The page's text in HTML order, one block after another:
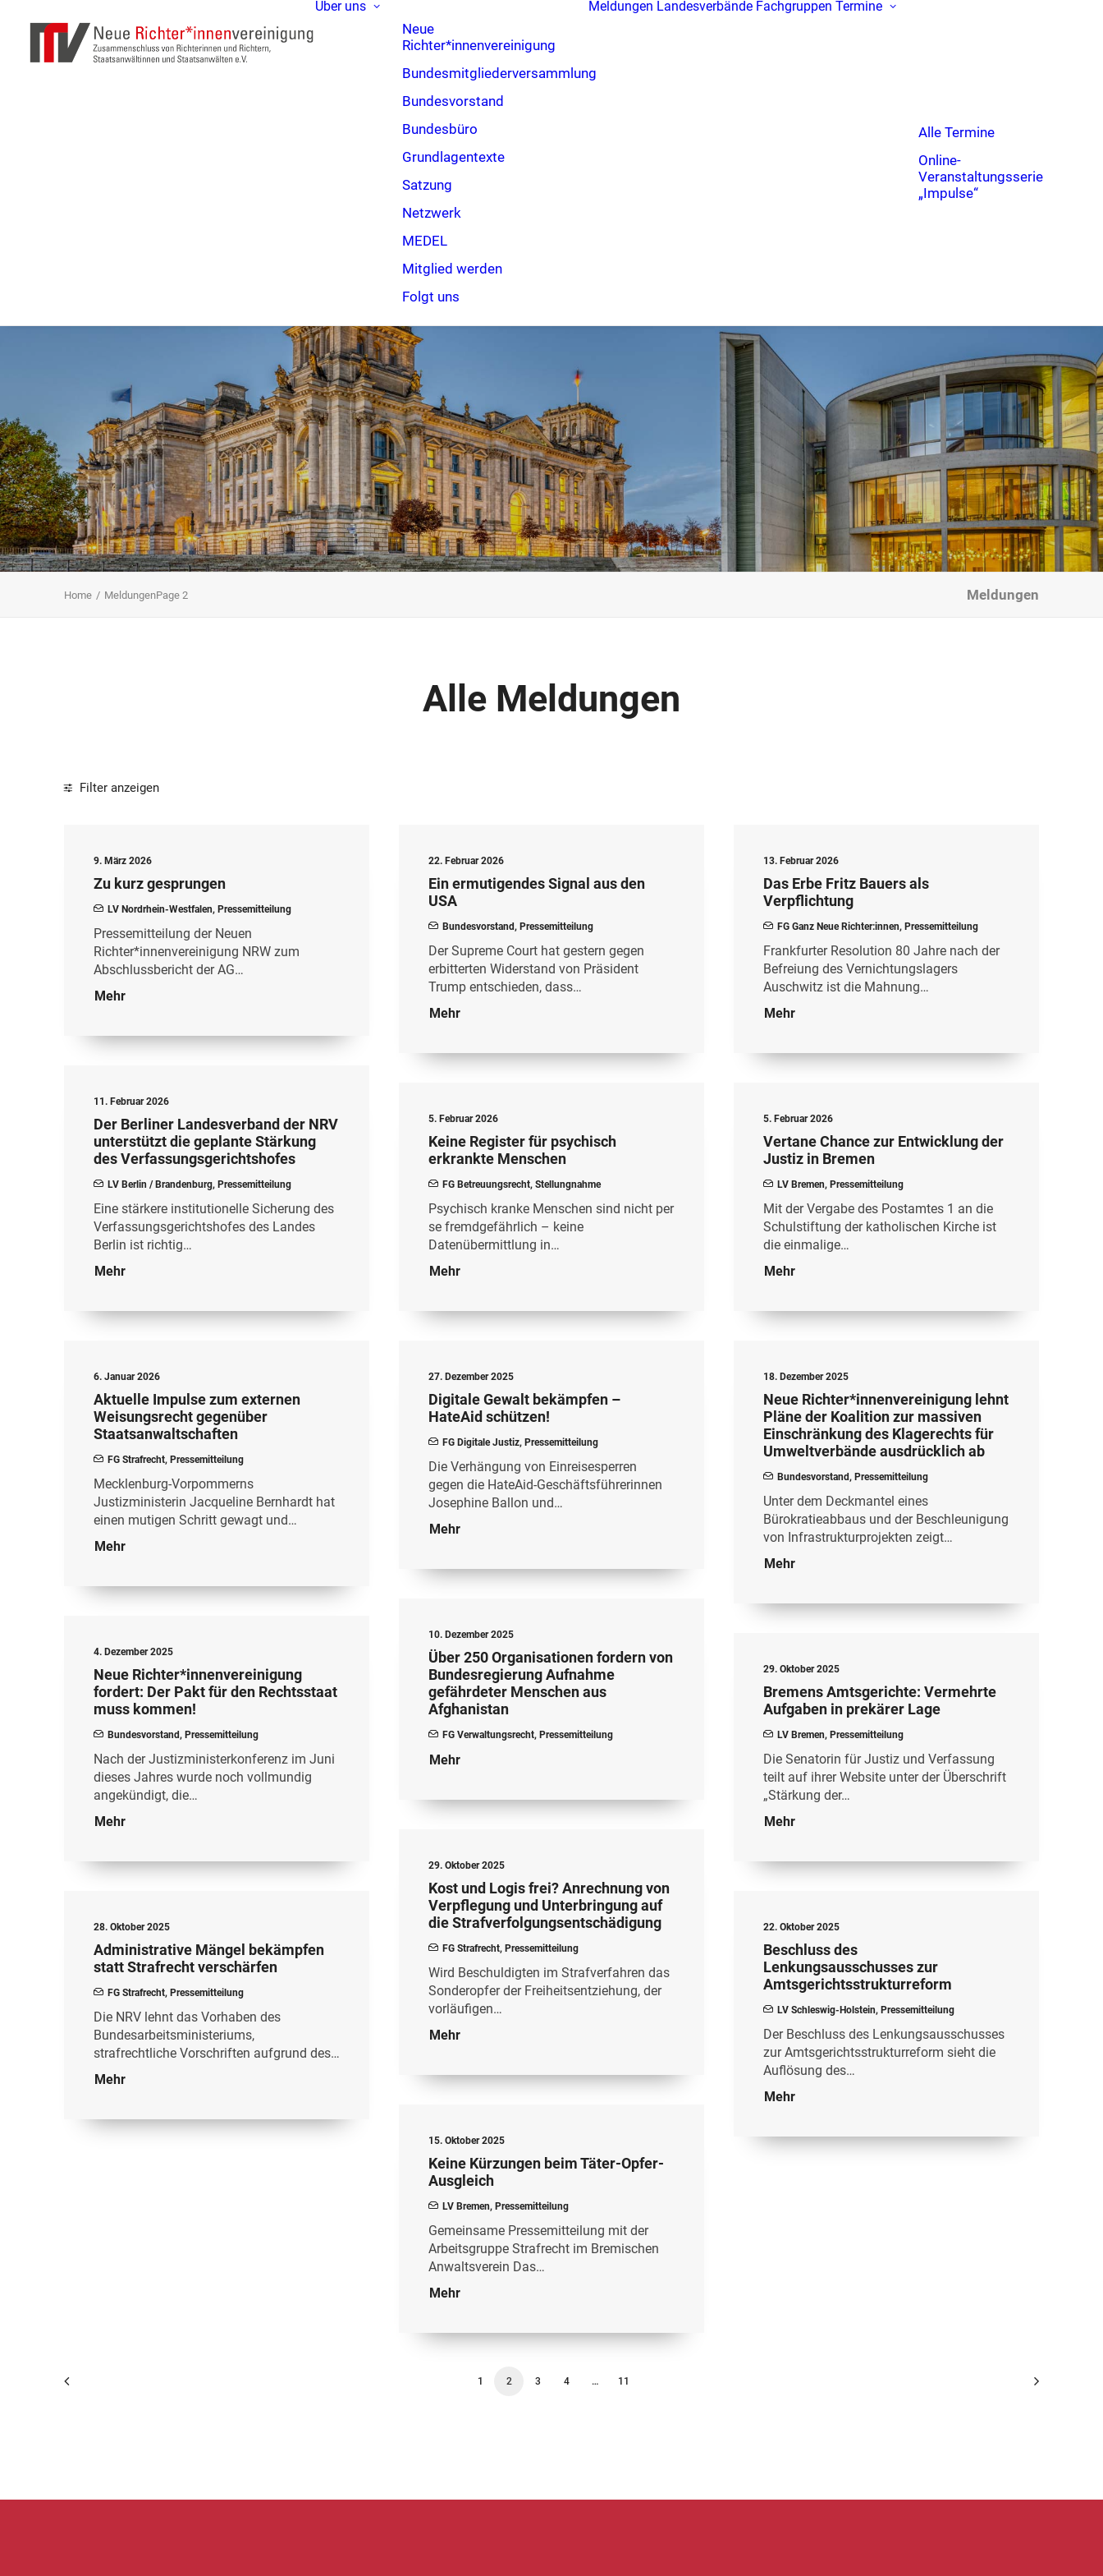
Über uns
Neue
Richter*innenvereinigung
Bundesmitgliederversammlung
Bundesvorstand
Bundesbüro
Grundlagentexte
Satzung
Netzwerk
MEDEL
Mitglied werden
Folgt uns
Meldungen Landesverbände Fachgruppen Termine
Alle Termine
Online-
Veranstaltungsserie
„Impulse“
Meldungen
Home MeldungenPage 2
Alle Meldungen
Filter anzeigen
9. März 2026
Zu kurz gesprungen
LV Nordrhein-Westfalen, Pressemitteilung
Pressemitteilung der Neuen
Richter*innenvereinigung NRW zum
Abschlussbericht der AG…
Mehr
22. Februar 2026
Ein ermutigendes Signal aus den
USA
Bundesvorstand, Pressemitteilung
Der Supreme Court hat gestern gegen
erbitterten Widerstand von Präsident
Trump entschieden, dass…
Mehr
13. Februar 2026
Das Erbe Fritz Bauers als
Verpflichtung
FG Ganz Neue Richter:innen, Pressemitteilung
Frankfurter Resolution 80 Jahre nach der
Befreiung des Vernichtungslagers
Auschwitz ist die Mahnung…
Mehr
11. Februar 2026
Der Berliner Landesverband der NRV
unterstützt die geplante Stärkung
des Verfassungsgerichtshofes
LV Berlin / Brandenburg, Pressemitteilung
Eine stärkere institutionelle Sicherung des
Verfassungsgerichtshofes des Landes
Berlin ist richtig…
Mehr
5. Februar 2026
Keine Register für psychisch
erkrankte Menschen
FG Betreuungsrecht, Stellungnahme
Psychisch kranke Menschen sind nicht per
se fremdgefährlich – keine
Datenübermittlung in…
Mehr
5. Februar 2026
Vertane Chance zur Entwicklung der
Justiz in Bremen
LV Bremen, Pressemitteilung
Mit der Vergabe des Postamtes 1 an die
Schulstiftung der katholischen Kirche ist
die einmalige…
Mehr
6. Januar 2026
Aktuelle Impulse zum externen
Weisungsrecht gegenüber
Staatsanwaltschaften
FG Strafrecht, Pressemitteilung
Mecklenburg-Vorpommerns
Justizministerin Jacqueline Bernhardt hat
einen mutigen Schritt gewagt und…
Mehr
27. Dezember 2025
Digitale Gewalt bekämpfen –
HateAid schützen!
FG Digitale Justiz, Pressemitteilung
Die Verhängung von Einreisesperren
gegen die HateAid-Geschäftsführerinnen
Josephine Ballon und…
Mehr
18. Dezember 2025
Neue Richter*innenvereinigung lehnt
Pläne der Koalition zur massiven
Einschränkung des Klagerechts für
Umweltverbände ausdrücklich ab
Bundesvorstand, Pressemitteilung
Unter dem Deckmantel eines
Bürokratieabbaus und der Beschleunigung
von Infrastrukturprojekten zeigt…
Mehr
10. Dezember 2025
Über 250 Organisationen fordern von
Bundesregierung Aufnahme
gefährdeter Menschen aus
Afghanistan
FG Verwaltungsrecht, Pressemitteilung
Mehr
4. Dezember 2025
Neue Richter*innenvereinigung
fordert: Der Pakt für den Rechtsstaat
muss kommen!
Bundesvorstand, Pressemitteilung
Nach der Justizministerkonferenz im Juni
dieses Jahres wurde noch vollmundig
angekündigt, die…
Mehr
29. Oktober 2025
Bremens Amtsgerichte: Vermehrte
Aufgaben in prekärer Lage
LV Bremen, Pressemitteilung
Die Senatorin für Justiz und Verfassung
teilt auf ihrer Website unter der Überschrift
„Stärkung der…
Mehr
29. Oktober 2025
Kost und Logis frei? Anrechnung von
Verpflegung und Unterbringung auf
die Strafverfolgungsentschädigung
FG Strafrecht, Pressemitteilung
Wird Beschuldigten im Strafverfahren das
Sonderopfer der Freiheitsentziehung, der
vorläufigen…
Mehr
28. Oktober 2025
Administrative Mängel bekämpfen
statt Strafrecht verschärfen
FG Strafrecht, Pressemitteilung
Die NRV lehnt das Vorhaben des
Bundesarbeitsministeriums,
strafrechtliche Vorschriften aufgrund des…
Mehr
22. Oktober 2025
Beschluss des
Lenkungsausschusses zur
Amtsgerichtsstrukturreform
LV Schleswig-Holstein, Pressemitteilung
Der Beschluss des Lenkungsausschusses
zur Amtsgerichtsstrukturreform sieht die
Auflösung des…
Mehr
15. Oktober 2025
Keine Kürzungen beim Täter-Opfer-
Ausgleich
LV Bremen, Pressemitteilung
Gemeinsame Pressemitteilung mit der
Arbeitsgruppe Strafrecht im Bremischen
Anwaltsverein Das…
Mehr
1 2 3 4 … 11